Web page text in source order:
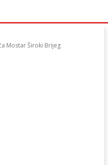
Mostar Široki Brijeg